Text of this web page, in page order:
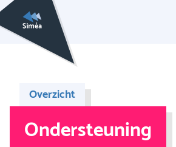
Overzicht
Ondersteuning